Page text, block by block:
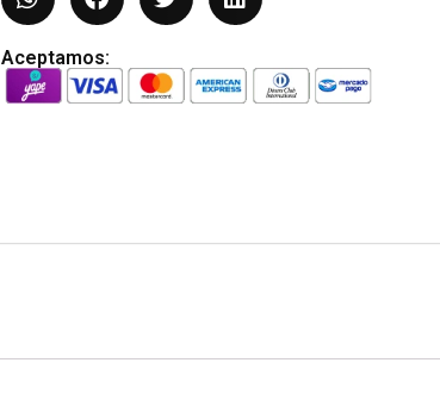
Aceptamos: